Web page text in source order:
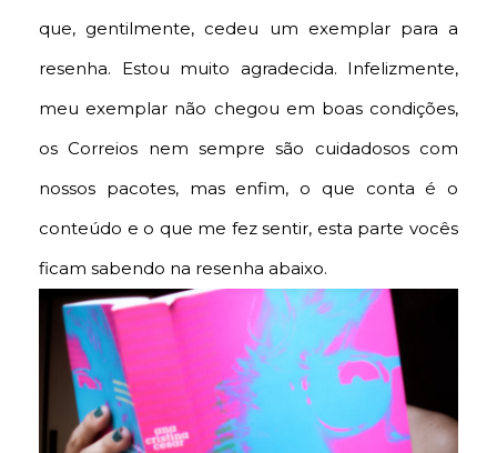
que, gentilmente, cedeu um exemplar para a
resenha. Estou muito agradecida. Infelizmente,
meu exemplar não chegou em boas condições,
os Correios nem sempre são cuidadosos com
nossos pacotes, mas enfim, o que conta é o
conteúdo e o que me fez sentir, esta parte vocês
ficam sabendo na resenha abaixo.